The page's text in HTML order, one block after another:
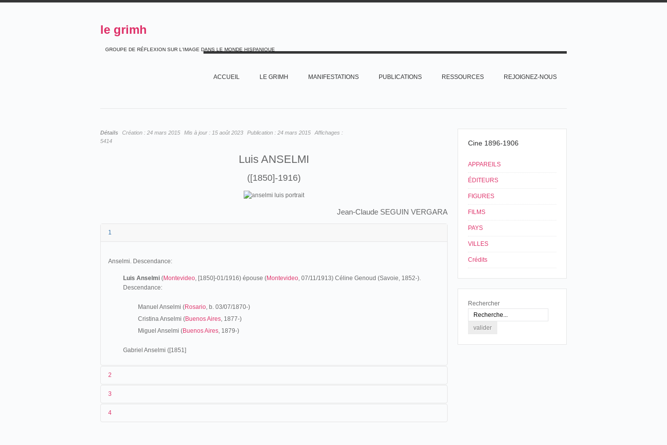
le grimh
GROUPE DE RÉFLEXION SUR L'IMAGE DANS LE MONDE HISPANIQUE
ACCUEIL LE GRIMH MANIFESTATIONS PUBLICATIONS RESSOURCES REJOIGNEZ-NOUS
Détails Création : 24 mars 2015 Mis à jour : 15 août 2023 Publication : 24 mars 2015
Affichages :
5414
Luis ANSELMI
([1850]-1916)
Jean-Claude SEGUIN VERGARA
1
Anselmi. Descendance:
Luis Anselmi (Montevideo, [1850]-01/1916) épouse (Montevideo, 07/11/1913) Céline Genoud (Savoie, 1852-).
Descendance:
Manuel Anselmi (Rosario, b. 03/07/1870-)
Cristina Anselmi (Buenos Aires, 1877-)
Miguel Anselmi (Buenos Aires, 1879-)
Gabriel Anselmi ([1851]
2
3
4
Cine 1896-1906
APPAREILS
ÉDITEURS
FIGURES
FILMS
PAYS
VILLES
Crédits
Rechercher